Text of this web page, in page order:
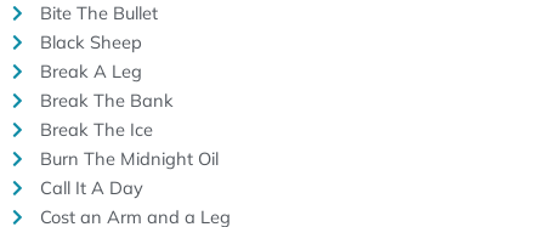
Bite The Bullet
Black Sheep
Break A Leg
Break The Bank
Break The Ice
Burn The Midnight Oil
Call It A Day
Cost an Arm and a Leg